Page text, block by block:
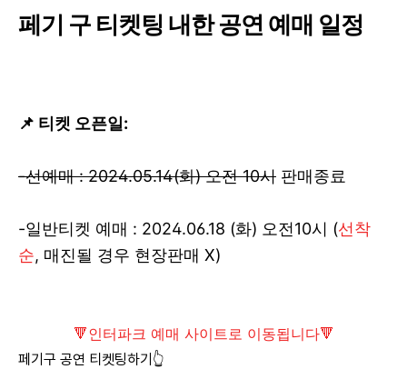
페기 구 티켓팅 내한 공연 예매 일정
📌 티켓 오픈일:
-선예매 : 2024.05.14(화) 오전 10시 판매종료
-일반티켓 예매 : 2024.06.18 (화) 오전10시 (선착
순, 매진될 경우 현장판매 X)
🔻인터파크 예매 사이트로 이동됩니다🔻
페기구 공연 티켓팅하기👆